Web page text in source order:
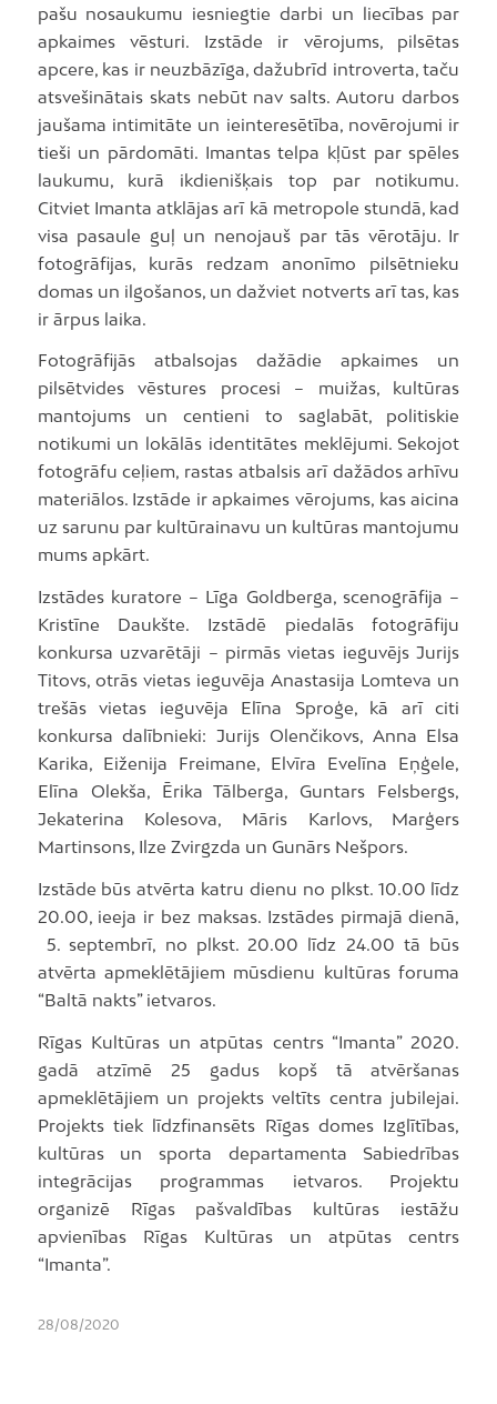
pašu nosaukumu iesniegtie darbi un liecības par
apkaimes vēsturi. Izstāde ir vērojums, pilsētas
apcere, kas ir neuzbāzīga, dažubrīd introverta, taču
atsvešinātais skats nebūt nav salts. Autoru darbos
jaušama intimitāte un ieinteresētība, novērojumi ir
tieši un pārdomāti. Imantas telpa kļūst par spēles
laukumu, kurā ikdienišķais top par notikumu.
Citviet Imanta atklājas arī kā metropole stundā, kad
visa pasaule guļ un nenojauš par tās vērotāju. Ir
fotogrāfijas, kurās redzam anonīmo pilsētnieku
domas un ilgošanos, un dažviet notverts arī tas, kas
ir ārpus laika.
Fotogrāfijās atbalsojas dažādie apkaimes un
pilsētvides vēstures procesi – muižas, kultūras
mantojums un centieni to saglabāt, politiskie
notikumi un lokālās identitātes meklējumi. Sekojot
fotogrāfu ceļiem, rastas atbalsis arī dažādos arhīvu
materiālos. Izstāde ir apkaimes vērojums, kas aicina
uz sarunu par kultūrainavu un kultūras mantojumu
mums apkārt.
Izstādes kuratore – Līga Goldberga, scenogrāfija –
Kristīne Daukšte. Izstādē piedalās fotogrāfiju
konkursa uzvarētāji – pirmās vietas ieguvējs Jurijs
Titovs, otrās vietas ieguvēja Anastasija Lomteva un
trešās vietas ieguvēja Elīna Sproģe, kā arī citi
konkursa dalībnieki: Jurijs Olenčikovs, Anna Elsa
Karika, Eiženija Freimane, Elvīra Evelīna Eņģele,
Elīna Olekša, Ērika Tālberga, Guntars Felsbergs,
Jekaterina Kolesova, Māris Karlovs, Marģers
Martinsons, Ilze Zvirgzda un Gunārs Nešpors.
Izstāde būs atvērta katru dienu no plkst. 10.00 līdz
20.00, ieeja ir bez maksas. Izstādes pirmajā dienā,
5. septembrī, no plkst. 20.00 līdz 24.00 tā būs
atvērta apmeklētājiem mūsdienu kultūras foruma
“Baltā nakts” ietvaros.
Rīgas Kultūras un atpūtas centrs “Imanta” 2020.
gadā atzīmē 25 gadus kopš tā atvēršanas
apmeklētājiem un projekts veltīts centra jubilejai.
Projekts tiek līdzfinansēts Rīgas domes Izglītības,
kultūras un sporta departamenta Sabiedrības
integrācijas programmas ietvaros. Projektu
organizē Rīgas pašvaldības kultūras iestāžu
apvienības Rīgas Kultūras un atpūtas centrs
“Imanta”.
28/08/2020